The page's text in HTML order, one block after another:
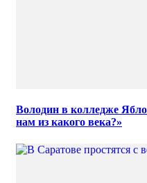
Володин в колледже
нам из какого века?»